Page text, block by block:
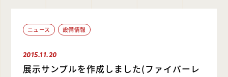
ニュース 設備情報
2015.11.20
展示サンプルを作成しました(ファイバーレ